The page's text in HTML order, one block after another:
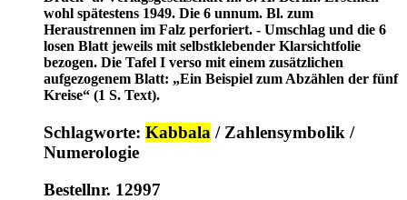
wohl spätestens 1949. Die 6 unnum. Bl. zum
Heraustrennen im Falz perforiert. - Umschlag und die 6
losen Blatt jeweils mit selbstklebender Klarsichtfolie
bezogen. Die Tafel I verso mit einem zusätzlichen
aufgezogenem Blatt: „Ein Beispiel zum Abzählen der fünf
Kreise“ (1 S. Text).
Schlagworte: Kabbala / Zahlensymbolik /
Numerologie
Bestellnr. 12997